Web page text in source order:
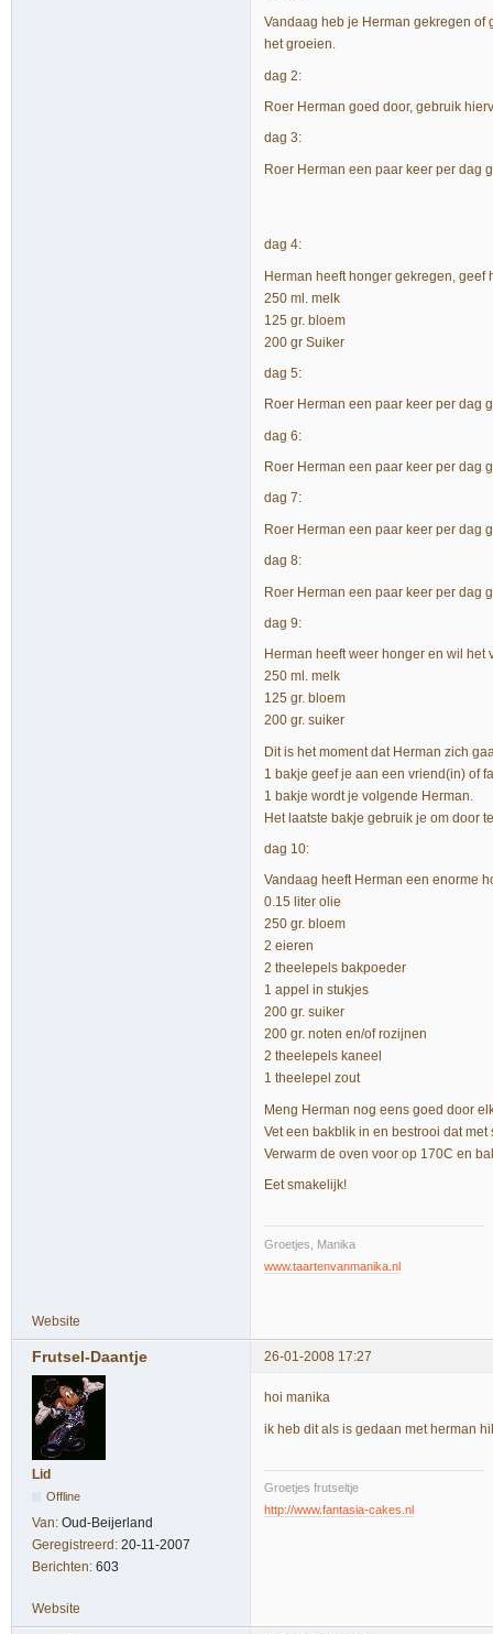
Vandaag heb je Herman gekregen
het groeien.
dag 2:
Roer Herman goed door, gebruik
dag 3:
Roer Herman een paar keer per dag
dag 4:
Herman heeft honger gekregen, geef
250 ml. melk
125 gr. bloem
200 gr Suiker
dag 5:
Roer Herman een paar keer per dag
dag 6:
Roer Herman een paar keer per dag
dag 7:
Roer Herman een paar keer per dag
dag 8:
Roer Herman een paar keer per dag
dag 9:
Herman heeft weer honger en wil het
250 ml. melk
125 gr. bloem
200 gr. suiker
Dit is het moment dat Herman zich
1 bakje geef je aan een vriend(in) of
1 bakje wordt je volgende Herman.
Het laatste bakje gebruik je om door
dag 10:
Vandaag heeft Herman een enorme
0.15 liter olie
250 gr. bloem
2 eieren
2 theelepels bakpoeder
1 appel in stukjes
200 gr. suiker
200 gr. noten en/of rozijnen
2 theelepels kaneel
1 theelepel zout
Meng Herman nog eens goed door
Vet een bakblik in en bestrooi dat
Verwarm de oven voor op 170C en
Eet smakelijk!
Groetjes, Manika
www.taartenvanmanika.nl
Website
Frutsel-Daantje 26-01-2008 17:27
Lid
Offline
Van: Oud-Beijerland
Geregistreerd: 20-11-2007
Berichten: 603
hoi manika
ik heb dit als is gedaan met herman
Groetjes frutseltje
http://www.fantasia-cakes.nl
Website